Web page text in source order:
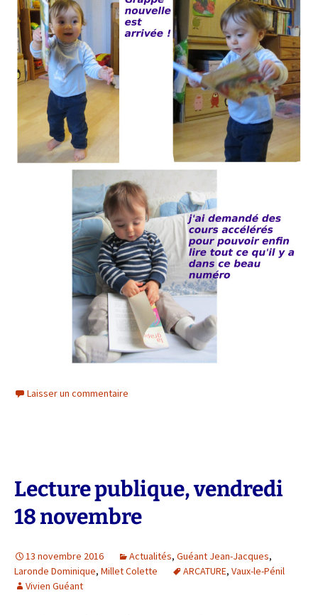
Laisser un commentaire
Lecture publique, vendredi
18 novembre
13 novembre 2016 Actualités, Guéant Jean-Jacques,
Laronde Dominique, Millet Colette ARCATURE, Vaux-le-Pénil
Vivien Guéant